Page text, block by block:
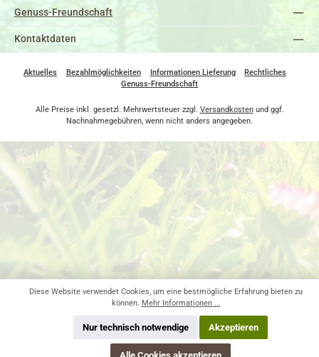
Genuss-Freundschaft
Kontaktdaten
Aktuelles Bezahlmöglichkeiten Informationen Lieferung
Rechtliches
Genuss-Freundschaft
Alle Preise inkl. gesetzl. Mehrwertsteuer zzgl. Versandkostenund ggf.
Nachnahmegebühren, wenn nicht anders angegeben.
Diese Website verwendet Cookies, um eine bestmögliche Erfahrung bieten zu
können. Mehr Informationen ...
Nur technisch notwendige Akzeptieren